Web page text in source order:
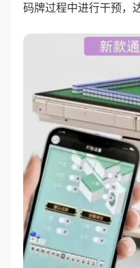
码牌过程中进行干预，